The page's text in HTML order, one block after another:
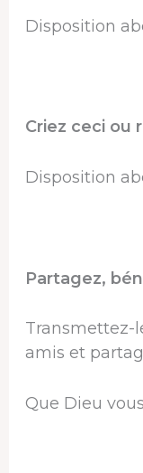
Disposition
Criez ceci ou
Disposition
Partagez,
Transmettez-
amis et
Que Dieu